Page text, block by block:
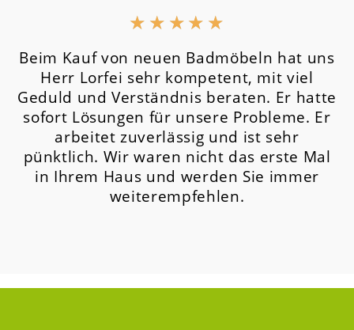
★ ★ ★ ★ ★
Beim Kauf von neuen Badmöbeln hat uns
Herr Lorfei sehr kompetent, mit viel
Geduld und Verständnis beraten. Er hatte
sofort Lösungen für unsere Probleme. Er
arbeitet zuverlässig und ist sehr
pünktlich. Wir waren nicht das erste Mal
in Ihrem Haus und werden Sie immer
weiterempfehlen.